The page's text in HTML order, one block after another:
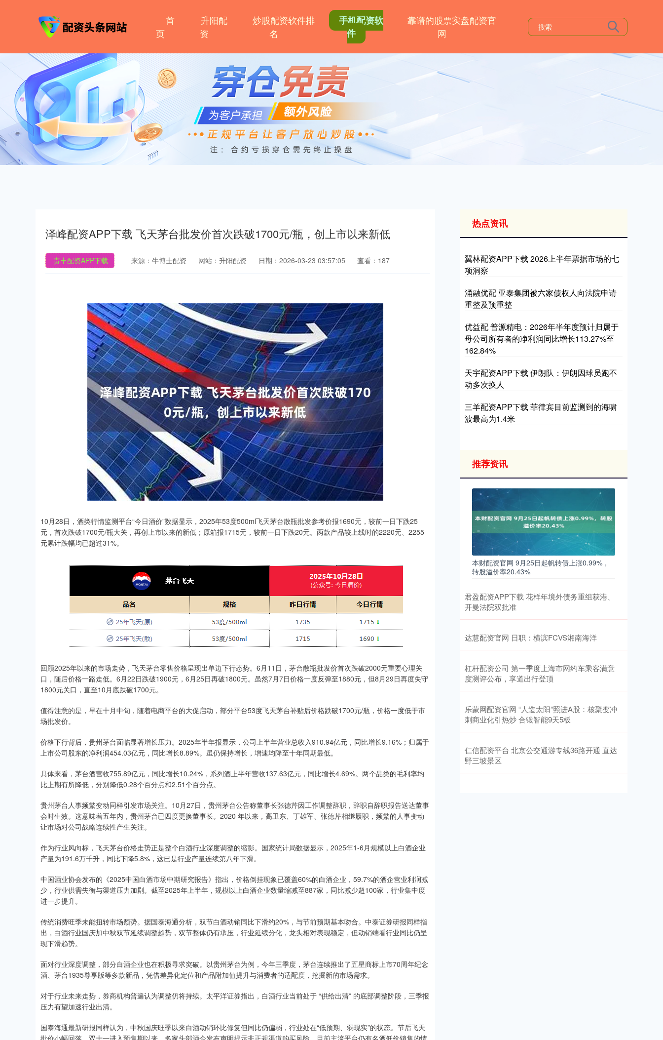
首
页
升阳配
资
炒股配资软件排
名
手机配资软
件
靠谱的股票实盘配资官
网
泽峰配资APP下载 飞天茅台批发价首次跌破1700元/瓶，创上市以来新低
责丰配资APP下载 来源：牛博士配资 网站：升阳配资 日期：2026-03-23 03:57:05 查看：187
10月28日，酒类行情监测平台“今日酒价”数据显示，2025年53度500ml飞天茅台散瓶批发参考价报1690元，较前一日下跌25
元，首次跌破1700元/瓶大关，再创上市以来的新低；原箱报1715元，较前一日下跌20元。两款产品较上线时的2220元、2255
元累计跌幅均已超过31%。
回顾2025年以来的市场走势，飞天茅台零售价格呈现出单边下行态势。6月11日，茅台散瓶批发价首次跌破2000元重要心理关
口，随后价格一路走低。6月22日跌破1900元，6月25日再破1800元。虽然7月7日价格一度反弹至1880元，但8月29日再度失守
1800元关口，直至10月底跌破1700元。
值得注意的是，早在十月中旬，随着电商平台的大促启动，部分平台53度飞天茅台补贴后价格跌破1700元/瓶，价格一度低于市
场批发价。
价格下行背后，贵州茅台面临显著增长压力。2025年半年报显示，公司上半年营业总收入910.94亿元，同比增长9.16%；归属于
上市公司股东的净利润454.03亿元，同比增长8.89%。虽仍保持增长，增速均降至十年同期最低。
具体来看，茅台酒营收755.89亿元，同比增长10.24%，系列酒上半年营收137.63亿元，同比增长4.69%。两个品类的毛利率均
比上期有所降低，分别降低0.28个百分点和2.51个百分点。
贵州茅台人事频繁变动同样引发市场关注。10月27日，贵州茅台公告称董事长张德芹因工作调整辞职，辞职自辞职报告送达董事
会时生效。这意味着五年内，贵州茅台已四度更换董事长。2020 年以来，高卫东、丁雄军、张德芹相继履职，频繁的人事变动
让市场对公司战略连续性产生关注。
作为行业风向标，飞天茅台价格走势正是整个白酒行业深度调整的缩影。国家统计局数据显示，2025年1-6月规模以上白酒企业
产量为191.6万千升，同比下降5.8%，这已是行业产量连续第八年下滑。
中国酒业协会发布的《2025中国白酒市场中期研究报告》指出，价格倒挂现象已覆盖60%的白酒企业，59.7%的酒企营业利润减
少，行业供需失衡与渠道压力加剧。截至2025年上半年，规模以上白酒企业数量缩减至887家，同比减少超100家，行业集中度
进一步提升。
传统消费旺季未能扭转市场颓势。据国泰海通分析，双节白酒动销同比下滑约20%，与节前预期基本吻合。中泰证券研报同样指
出，白酒行业国庆加中秋双节延续调整趋势，双节整体仍有承压，行业延续分化，龙头相对表现稳定，但动销端看行业同比仍呈
现下滑趋势。
面对行业深度调整，部分白酒企业也在积极寻求突破。以贵州茅台为例，今年三季度，茅台连续推出了五星商标上市70周年纪念
酒、茅台1935尊享版等多款新品，凭借差异化定位和产品附加值提升与消费者的适配度，挖掘新的市场需求。
对于行业未来走势，券商机构普遍认为调整仍将持续。太平洋证券指出，白酒行业当前处于 “供给出清” 的底部调整阶段，三季报
压力有望加速行业出清。
国泰海通最新研报同样认为，中秋国庆旺季以来白酒动销环比修复但同比仍偏弱，行业处在“低预期、弱现实”的状态。节后飞天
热点资讯
翼林配资APP下载 2026上半年票据市场的七
项洞察
涌融优配 亚泰集团被六家债权人向法院申请
重整及预重整
优益配 普源精电：2026年半年度预计归属于
母公司所有者的净利润同比增长113.27%至
162.84%
天宇配资APP下载 伊朗队：伊朗因球员跑不
动多次换人
三羊配资APP下载 菲律宾目前监测到的海啸
波最高为1.4米
推荐资讯
本财配资官网 9月25日起帆转债上涨0.99%，
转股溢价率20.43%
君盈配资APP下载 花样年境外债务重组获港、
开曼法院双批准
达慧配资官网 日职：横滨FCVS湘南海洋
杠杆配资公司 第一季度上海市网约车乘客满意
度测评公布，享道出行登顶
乐蒙网配资官网 “人造太阳”照进A股：核聚变冲
刺商业化引热炒 合锻智能9天5板
仁信配资平台 北京公交通游专线36路开通 直达
野三坡景区